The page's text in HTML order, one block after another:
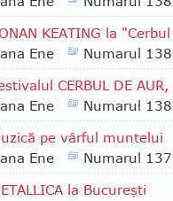
KEATING la
Ene
Numarul
CERBUL DE
Ene
Numarul
pe vârful muntelui
Ene
Numarul
la Bucureşti